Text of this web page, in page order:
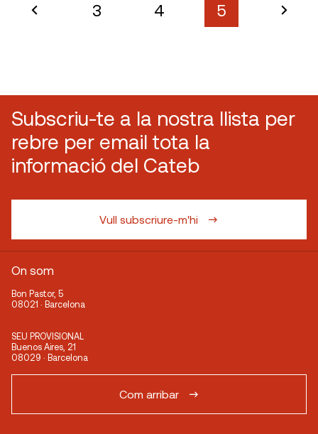
3 4 5
Subscriu-te a la nostra llista per
rebre per email tota la
informació del Cateb
Vull subscriure-m'hi
On som
Bon Pastor, 5
08021 · Barcelona
SEU PROVISIONAL
Buenos Aires, 21
08029 · Barcelona
Com arribar